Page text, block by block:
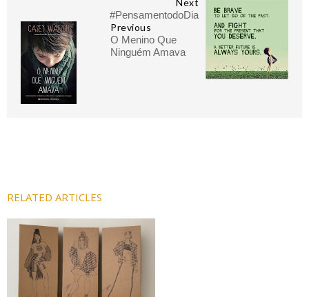
Next
#PensamentodoDia
Previous
O Menino Que
Ninguém Amava
RELATED ARTICLES